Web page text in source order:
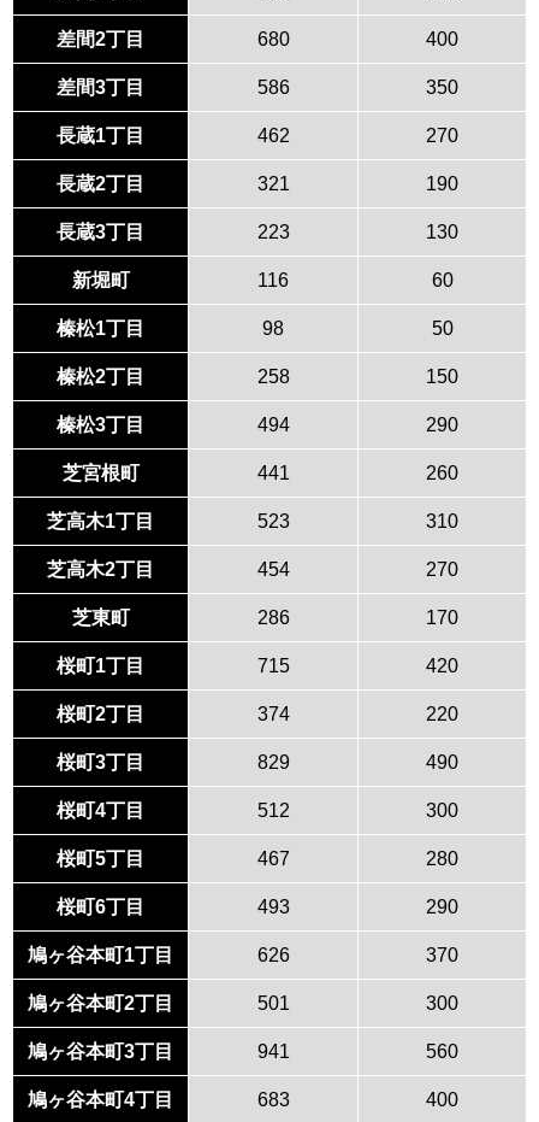
差間2丁目 680 400
差間3丁目 586 350
長蔵1丁目 462 270
長蔵2丁目 321 190
長蔵3丁目 223 130
新堀町 116 60
榛松1丁目 98 50
榛松2丁目 258 150
榛松3丁目 494 290
芝宮根町 441 260
芝高木1丁目 523 310
芝高木2丁目 454 270
芝東町 286 170
桜町1丁目 715 420
桜町2丁目 374 220
桜町3丁目 829 490
桜町4丁目 512 300
桜町5丁目 467 280
桜町6丁目 493 290
鳩ヶ谷本町1丁目 626 370
鳩ヶ谷本町2丁目 501 300
鳩ヶ谷本町3丁目 941 560
鳩ヶ谷本町4丁目 683 400